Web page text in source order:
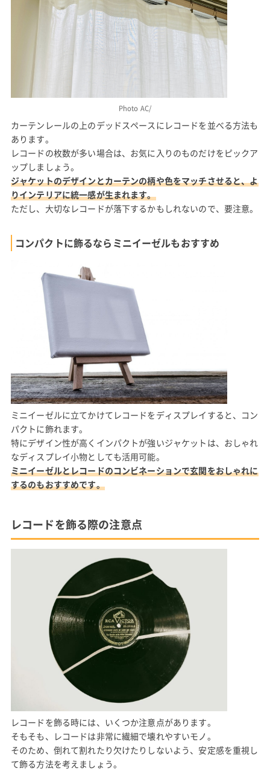
Photo AC/
カーテンレールの上のデッドスペースにレコードを並べる方法も
あります。
レコードの枚数が多い場合は、お気に入りのものだけをピックア
ップしましょう。
ジャケットのデザインとカーテンの柄や色をマッチさせると、よ
りインテリアに統一感が生まれます。
ただし、大切なレコードが落下するかもしれないので、要注意。
コンパクトに飾るならミニイーゼルもおすすめ
ミニイーゼルに立てかけてレコードをディスプレイすると、コン
パクトに飾れます。
特にデザイン性が高くインパクトが強いジャケットは、おしゃれ
なディスプレイ小物としても活用可能。
ミニイーゼルとレコードのコンビネーションで玄関をおしゃれに
するのもおすすめです。
レコードを飾る際の注意点
レコードを飾る時には、いくつか注意点があります。
そもそも、レコードは非常に繊細で壊れやすいモノ。
そのため、倒れて割れたり欠けたりしないよう、安定感を重視し
て飾る方法を考えましょう。